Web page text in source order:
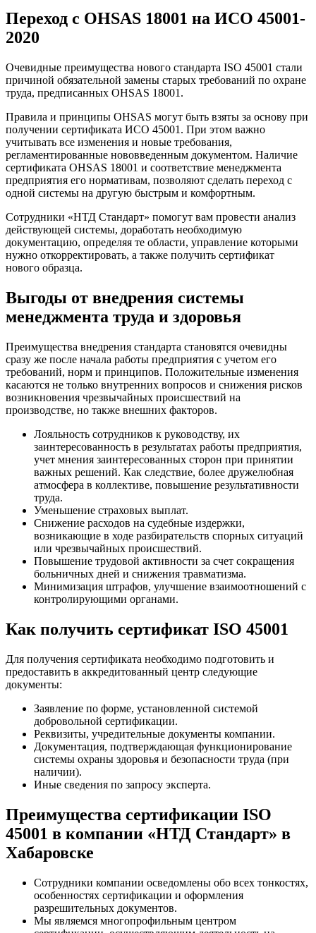
Переход с OHSAS 18001 на ИСО 45001-
2020
Очевидные преимущества нового стандарта ISO 45001 стали
причиной обязательной замены старых требований по охране
труда, предписанных OHSAS 18001.
Правила и принципы OHSAS могут быть взяты за основу при
получении сертификата ИСО 45001. При этом важно
учитывать все изменения и новые требования,
регламентированные нововведенным документом. Наличие
сертификата OHSAS 18001 и соответствие менеджмента
предприятия его нормативам, позволяют сделать переход с
одной системы на другую быстрым и комфортным.
Сотрудники «НТД Стандарт» помогут вам провести анализ
действующей системы, доработать необходимую
документацию, определяя те области, управление которыми
нужно откорректировать, а также получить сертификат
нового образца.
Выгоды от внедрения системы
менеджмента труда и здоровья
Преимущества внедрения стандарта становятся очевидны
сразу же после начала работы предприятия с учетом его
требований, норм и принципов. Положительные изменения
касаются не только внутренних вопросов и снижения рисков
возникновения чрезвычайных происшествий на
производстве, но также внешних факторов.
Лояльность сотрудников к руководству, их
заинтересованность в результатах работы предприятия,
учет мнения заинтересованных сторон при принятии
важных решений. Как следствие, более дружелюбная
атмосфера в коллективе, повышение результативности
труда.
Уменьшение страховых выплат.
Снижение расходов на судебные издержки,
возникающие в ходе разбирательств спорных ситуаций
или чрезвычайных происшествий.
Повышение трудовой активности за счет сокращения
больничных дней и снижения травматизма.
Минимизация штрафов, улучшение взаимоотношений с
контролирующими органами.
Как получить сертификат ISO 45001
Для получения сертификата необходимо подготовить и
предоставить в аккредитованный центр следующие
документы:
Заявление по форме, установленной системой
добровольной сертификации.
Реквизиты, учредительные документы компании.
Документация, подтверждающая функционирование
системы охраны здоровья и безопасности труда (при
наличии).
Иные сведения по запросу эксперта.
Преимущества сертификации ISO
45001 в компании «НТД Стандарт» в
Хабаровске
Сотрудники компании осведомлены обо всех тонкостях,
особенностях сертификации и оформления
разрешительных документов.
Мы являемся многопрофильным центром